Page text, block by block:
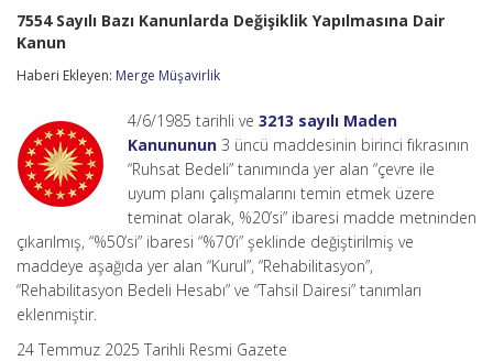
Bazı
Yapılmasına
Kanun
7554 Sayılı Bazı Kanunlarda Değişiklik Yapılmasına Dair
Kanun
Haberi Ekleyen: Merge Müşavirlik
4/6/1985 tarihli ve 3213 sayılı Maden
Kanununun 3 üncü maddesinin birinci fıkrasının
“Ruhsat Bedeli” tanımında yer alan “çevre ile
uyum planı çalışmalarını temin etmek üzere
teminat olarak, %20’si” ibaresi madde metninden
çıkarılmış, “%50’si” ibaresi “%70’i” şeklinde değiştirilmiş ve
maddeye aşağıda yer alan “Kurul”, “Rehabilitasyon”,
“Rehabilitasyon Bedeli Hesabı” ve “Tahsil Dairesi” tanımları
eklenmiştir.
24 Temmuz 2025 Tarihli Resmi Gazete